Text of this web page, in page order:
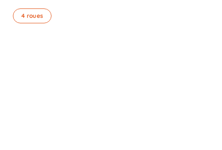
4 roues